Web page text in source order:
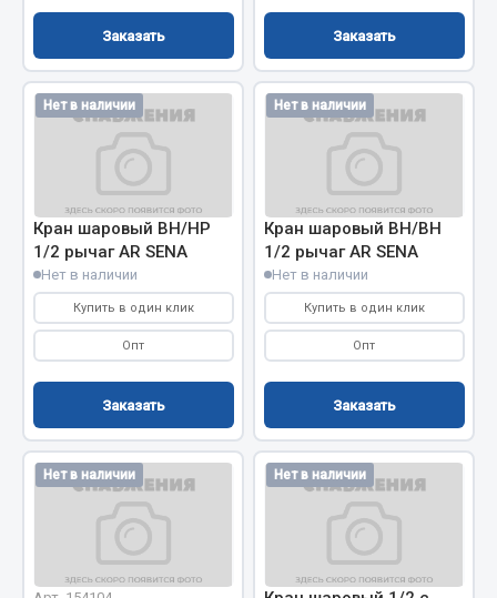
Весь раздел
Запчасти МАЗ
Тормозная система
Двери
Окно ветровое
Двигатель
Электрооборудование
Весь раздел
Запчасти Урал
Заказать Заказать
Нет в наличии
Кран шаровый ВН/НР
1/2 рычаг AR SENA
Нет в наличии
Купить в один клик
Опт
Заказать
Нет в наличии
Кран шаровый ВН/ВН
1/2 рычаг AR SENA
Нет в наличии
Купить в один клик
Опт
Заказать
Нет в наличии Нет в наличии